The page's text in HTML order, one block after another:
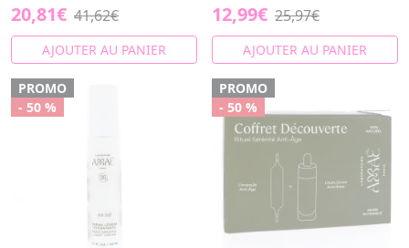
20,81€ 41,62€
AJOUTER AU PANIER
12,99€ 25,97€
AJOUTER AU PANIER
PROMO
- 50 %
PROMO
- 50 %